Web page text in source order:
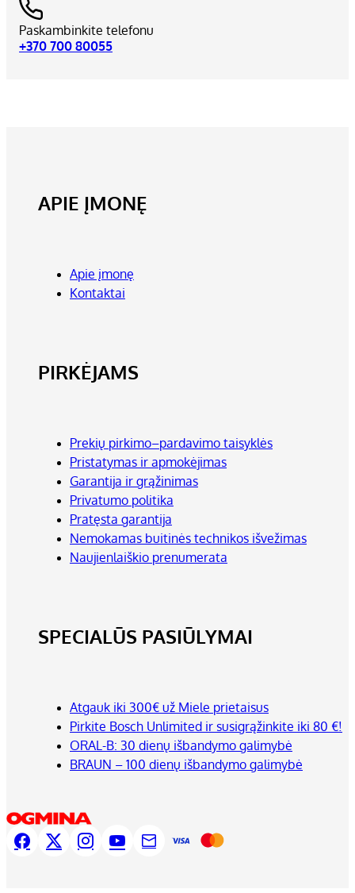
Paskambinkite telefonu
+370 700 80055
APIE ĮMONĘ
Apie įmonę
Kontaktai
PIRKĖJAMS
Prekių pirkimo–pardavimo taisyklės
Pristatymas ir apmokėjimas
Garantija ir grąžinimas
Privatumo politika
Pratęsta garantija
Nemokamas buitinės technikos išvežimas
Naujienlaiškio prenumerata
SPECIALŪS PASIŪLYMAI
Atgauk iki 300€ už Miele prietaisus
Pirkite Bosch Unlimited ir susigrąžinkite iki 80 €!
ORAL-B: 30 dienų išbandymo galimybė
BRAUN – 100 dienų išbandymo galimybė